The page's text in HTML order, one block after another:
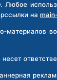
Любое
на